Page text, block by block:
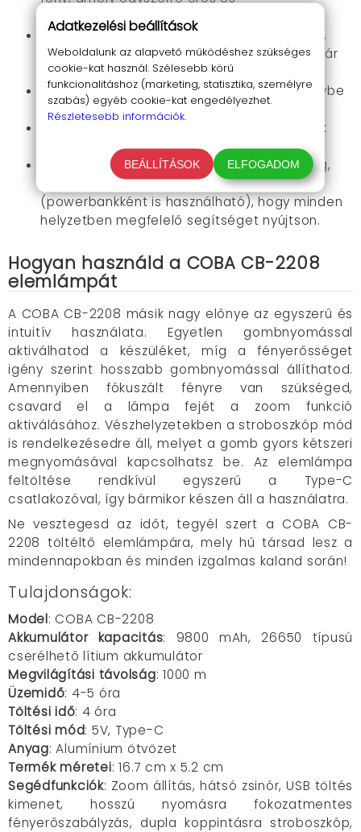
energiahatékony.
Kiváló akkumulátor: A 9800 mAh kapacitású,
tölthető 26650 típusú lítium akkumulátor akár
4-5 órás működést is biztosít.
Gyors feltöltés: Mindössze 4 órát vesz igénybe
a Type-C csatlakozóval.
: Az alumínium ötvözetű háznak
köszönhetően tartós és strapabíró.
Sokoldalú funkciók: Zoom, stepless dimming,
stroboszkóp mód és USB-A kimenet
(powerbankként is használható), hogy minden
helyzetben megfelelő segítséget nyújtson.
Hogyan használd a COBA CB-2208
elemlámpát
A COBA CB-2208 másik nagy előnye az egyszerű és
intuitív használata. Egyetlen gombnyomással
aktiválhatod a készüléket, míg a fényerősséget
igény szerint hosszabb gombnyomással állíthatod.
Amennyiben fókuszált fényre van szükséged,
csavard el a lámpa fejét a zoom funkció
aktiválásához. Vészhelyzetekben a stroboszkóp mód
is rendelkezésedre áll, melyet a gomb gyors kétszeri
megnyomásával kapcsolhatsz be. Az elemlámpa
feltöltése rendkívül egyszerű a Type-C
csatlakozóval, így bármikor készen áll a használatra.
Ne vesztegesd az időt, tegyél szert a COBA CB-
2208 töltéltő elemlámpára, mely hű társad lesz a
mindennapokban és minden izgalmas kaland során!
Tulajdonságok:
Model: COBA CB-2208
Akkumulátor kapacitás: 9800 mAh, 26650 típusú
cserélhető lítium akkumulátor
Megvilágítási távolság: 1000 m
Üzemidő: 4-5 óra
Töltési idő: 4 óra
Töltési mód: 5V, Type-C
Anyag: Alumínium ötvözet
Termék méretei: 16.7 cm x 5.2 cm
Segédfunkciók: Zoom állítás, hátsó zsinór, USB töltés
kimenet, hosszú nyomásra fokozatmentes
fényerőszabályzás, dupla koppintásra stroboszkóp,
Adatkezelési beállítások
Weboldalunk az alapvető működéshez szükséges
cookie-kat használ. Szélesebb körű
funkcionalitáshoz (marketing, statisztika, személyre
szabás) egyéb cookie-kat engedélyezhet.
Részletesebb információk.
BEÁLLÍTÁSOK ELFOGADOM